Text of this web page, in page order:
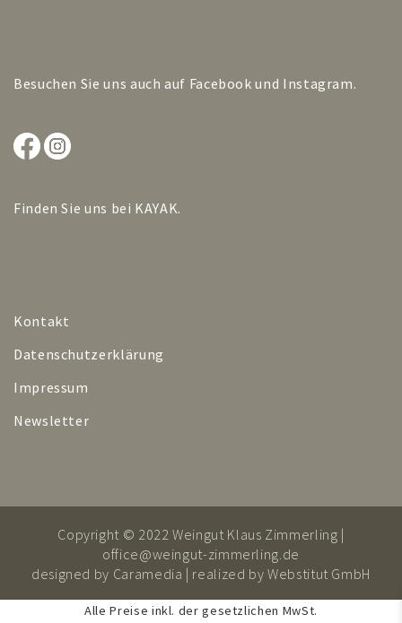
Besuchen Sie uns auch auf Facebook und Instagram.
Finden Sie uns bei KAYAK.
Kontakt
Datenschutzerklärung
Impressum
Newsletter
Copyright © 2022 Weingut Klaus Zimmerling |
office@weingut-zimmerling.de
designed by Caramedia | realized byWebstitut GmbH
Alle Preise inkl. der gesetzlichen MwSt.